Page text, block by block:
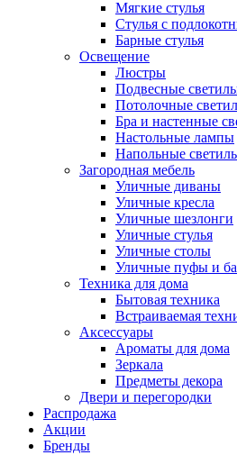
Мягкие стулья
Стулья с
Барные стулья
Освещение
Люстры
Подвесные
Потолочные
Бра и настенные
Настольные лампы
Напольные
Загородная мебель
Уличные диваны
Уличные кресла
Уличные шезлонги
Уличные стулья
Уличные столы
Уличные пуфы и
Техника для дома
Бытовая техника
Встраиваемая
Аксессуары
Ароматы для дома
Зеркала
Предметы декора
Двери и перегородки
Распродажа
Акции
Бренды